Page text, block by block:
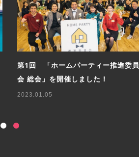
第1回 「ホームパーティー推進委員
会 総会」を開催しました！
2023.01.05